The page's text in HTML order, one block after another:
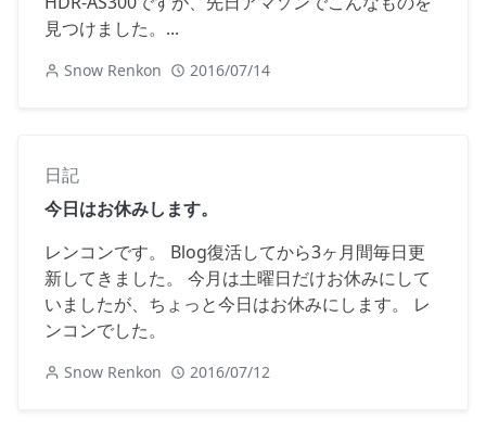
見つけました。...
Snow Renkon 2016/07/14
日記
今日はお休みします。
レンコンです。 Blog復活してから3ヶ月間毎日更
新してきました。 今月は土曜日だけお休みにして
いましたが、ちょっと今日はお休みにします。 レ
ンコンでした。
Snow Renkon 2016/07/12